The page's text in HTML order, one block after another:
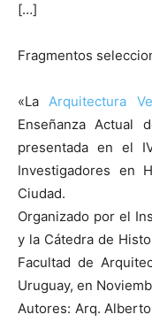
[…]
Fragmentos
«LaArquitectura
Enseñanza Actual
presentada en el
Investigadores en
Ciudad.
Organizado por el
y la Cátedra de
Facultad de
Uruguay, en
Autores: Arq.